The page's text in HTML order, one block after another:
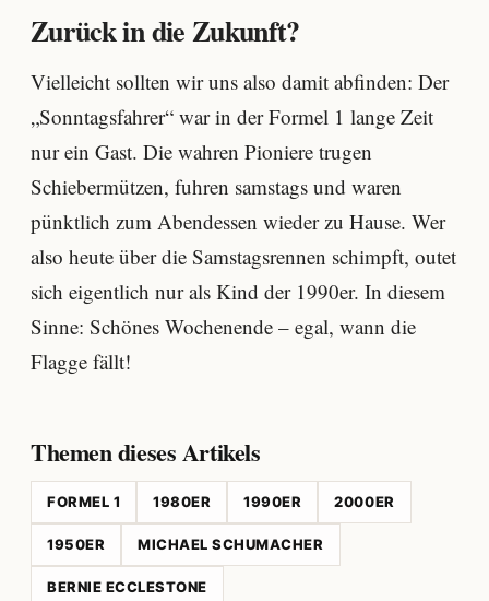
Zurück in die Zukunft?
Vielleicht sollten wir uns also damit abfinden: Der
„Sonntagsfahrer“ war in der Formel 1 lange Zeit
nur ein Gast. Die wahren Pioniere trugen
Schiebermützen, fuhren samstags und waren
pünktlich zum Abendessen wieder zu Hause. Wer
also heute über die Samstagsrennen schimpft, outet
sich eigentlich nur als Kind der 1990er. In diesem
Sinne: Schönes Wochenende – egal, wann die
Flagge fällt!
Themen dieses Artikels
FORMEL 1 1980ER 1990ER 2000ER
1950ER MICHAEL SCHUMACHER
BERNIE ECCLESTONE